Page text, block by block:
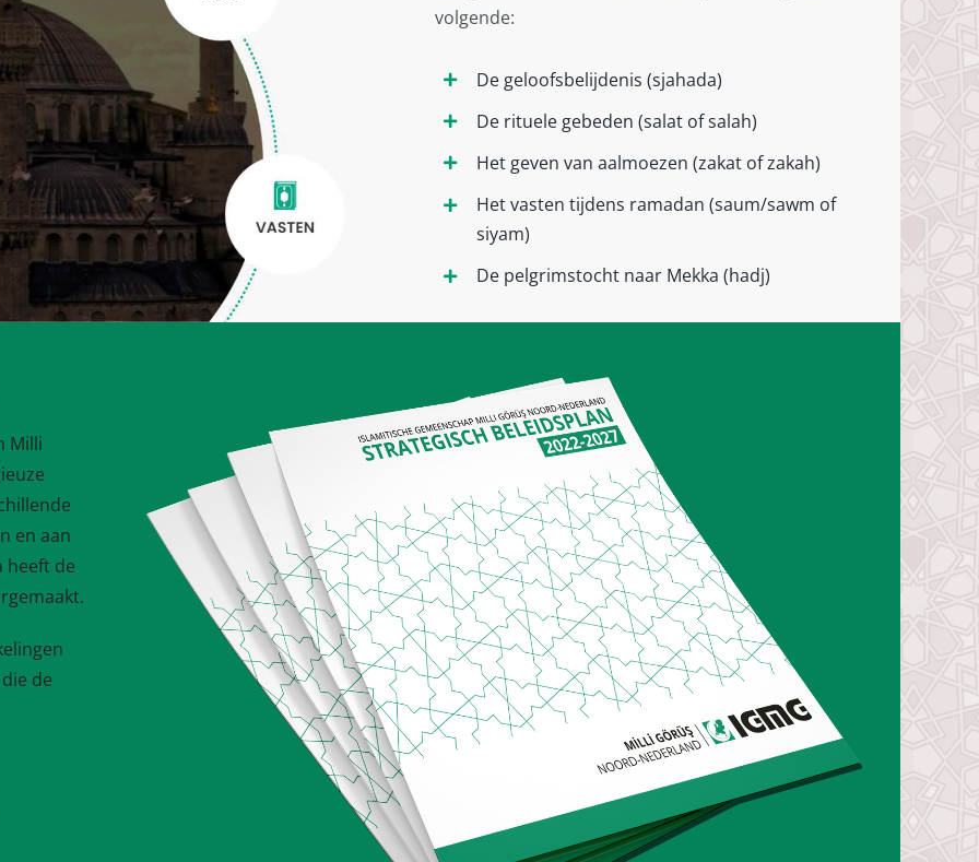
volgende:
De geloofsbelijdenis (sjahada)
De rituele gebeden (salat of salah)
Het geven van aalmoezen (zakat of zakah)
Het vasten tijdens ramadan (saum/sawm of
siyam)
De pelgrimstocht naar Mekka (hadj)
Milli
en aan
heeft de
de